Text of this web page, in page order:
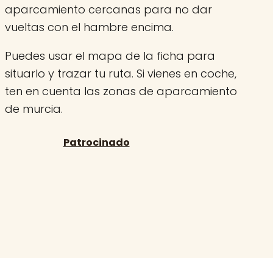
aparcamiento cercanas para no dar
vueltas con el hambre encima.
Puedes usar el mapa de la ficha para
situarlo y trazar tu ruta. Si vienes en coche,
ten en cuenta las zonas de aparcamiento
de murcia.